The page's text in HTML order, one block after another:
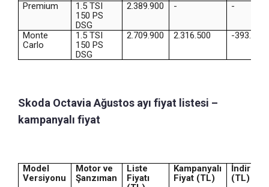
Premium
1.5 TSI
150 PS
DSG
2.389.900 - -
Monte
Carlo
1.5 TSI
150 PS
DSG
2.709.900 2.316.500 -393.400
Skoda Octavia Ağustos ayı fiyat listesi –
kampanyalı fiyat
Model
Versiyonu
Motor ve
Şanzıman
Liste
Fiyatı
Kampanyalı
Fiyat (TL)
İndirim
(TL)